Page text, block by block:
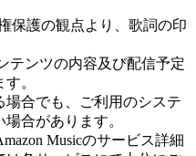
保護の観点より、歌詞の印
テンツの内容及び配信予定
。
合でも、ご利用のシステ
合があります。
Musicのサービス詳細